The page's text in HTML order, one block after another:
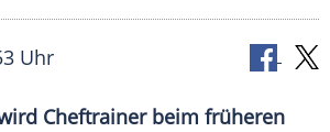
Uhr
Cheftrainer beim früheren